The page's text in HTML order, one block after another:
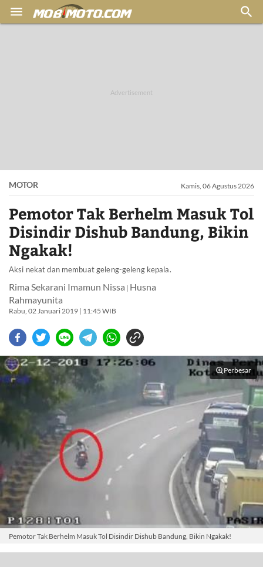
 
MOTOR Kamis, 06 Agustus 2026
Pemotor Tak Berhelm Masuk Tol
Disindir Dishub Bandung, Bikin
Ngakak!
Aksi nekat dan membuat geleng-geleng kepala.
Rima Sekarani Imamun Nissa | Husna
Rahmayunita
Rabu, 02 Januari 2019 | 11:45 WIB
Perbesar
Pemotor Tak Berhelm Masuk Tol Disindir Dishub Bandung, Bikin Ngakak!